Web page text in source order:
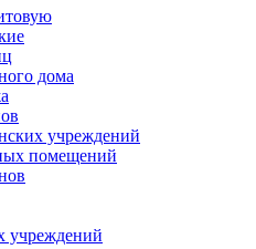
дома
учреждений
помещений
учреждений